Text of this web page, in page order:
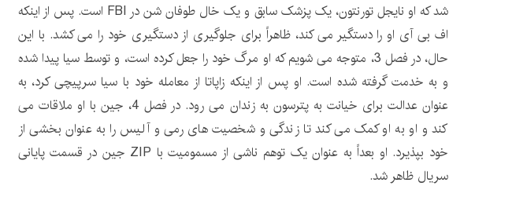
شد که او نایجل تورنتون، یک پزشک سابق و یک خال طوفان شن در FBI است. پس از اینکه
اف بی آی او را دستگیر می کند، ظاهراً برای جلوگیری از دستگیری خود را می کشد. با این
حال، در فصل 3، متوجه می شویم که او مرگ خود را جعل کرده است، و توسط سیا پیدا شده
و به خدمت گرفته شده است. او پس از اینکه زاپاتا از معامله خود با سیا سرپیچی کرد، به
عنوان عدالت برای خیانت به پترسون به زندان می رود. در فصل 4، جین با او ملاقات می
کند و او به او کمک می کند تا زندگی و شخصیت های رمی و آلیس را به عنوان بخشی از
خود بپذیرد. او بعداً به عنوان یک توهم ناشی از مسمومیت با ZIP جین در قسمت پایانی
سریال ظاهر شد.